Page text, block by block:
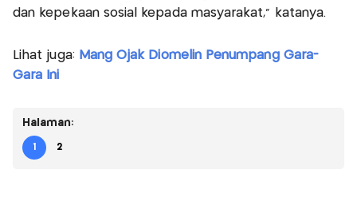
dan kepekaan sosial kepada masyarakat,” katanya.
Lihat juga: Mang Ojak Diomelin Penumpang Gara-
Gara Ini
Halaman:
1 2